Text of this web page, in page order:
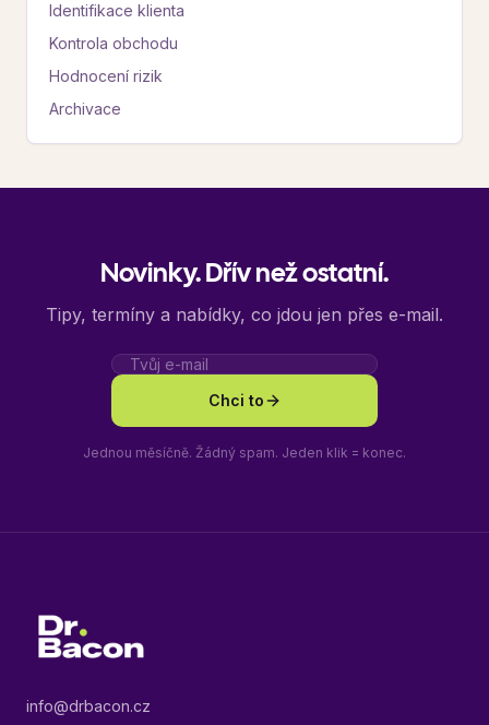
Identifikace klienta
Kontrola obchodu
Hodnocení rizik
Archivace
Novinky. Dřív než ostatní.
Tipy, termíny a nabídky, co jdou jen přes e-mail.
Chci to
Jednou měsíčně. Žádný spam. Jeden klik = konec.
info@drbacon.cz